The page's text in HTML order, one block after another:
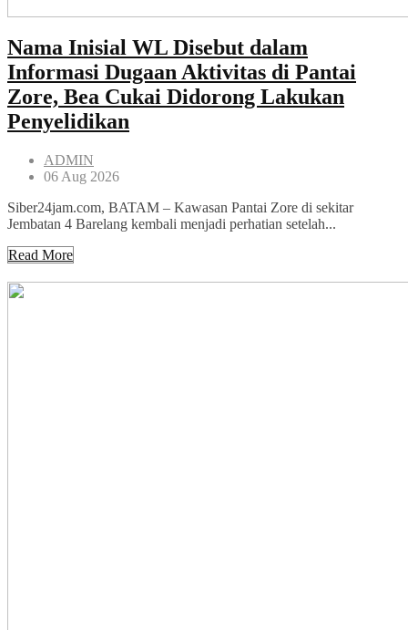
Nama Inisial WL Disebut dalam
Informasi Dugaan Aktivitas di Pantai
Zore, Bea Cukai Didorong Lakukan
Penyelidikan
ADMIN
06 Aug 2026
Siber24jam.com, BATAM – Kawasan Pantai Zore di sekitar
Jembatan 4 Barelang kembali menjadi perhatian setelah...
Read More